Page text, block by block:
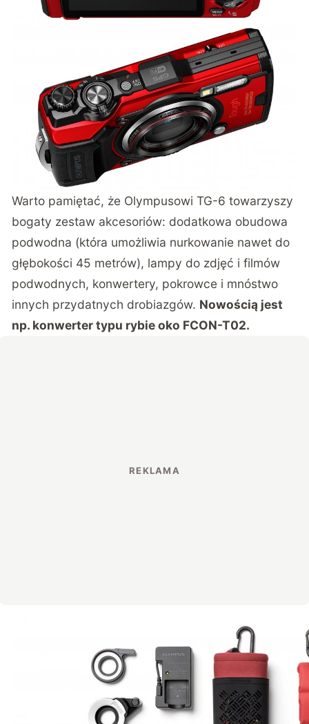
Warto pamiętać, że Olympusowi TG-6 towarzyszy
bogaty zestaw akcesoriów: dodatkowa obudowa
podwodna (która umożliwia nurkowanie nawet do
głębokości 45 metrów), lampy do zdjęć i filmów
podwodnych, konwertery, pokrowce i mnóstwo
innych przydatnych drobiazgów. Nowością jest
np. konwerter typu rybie oko FCON-T02.